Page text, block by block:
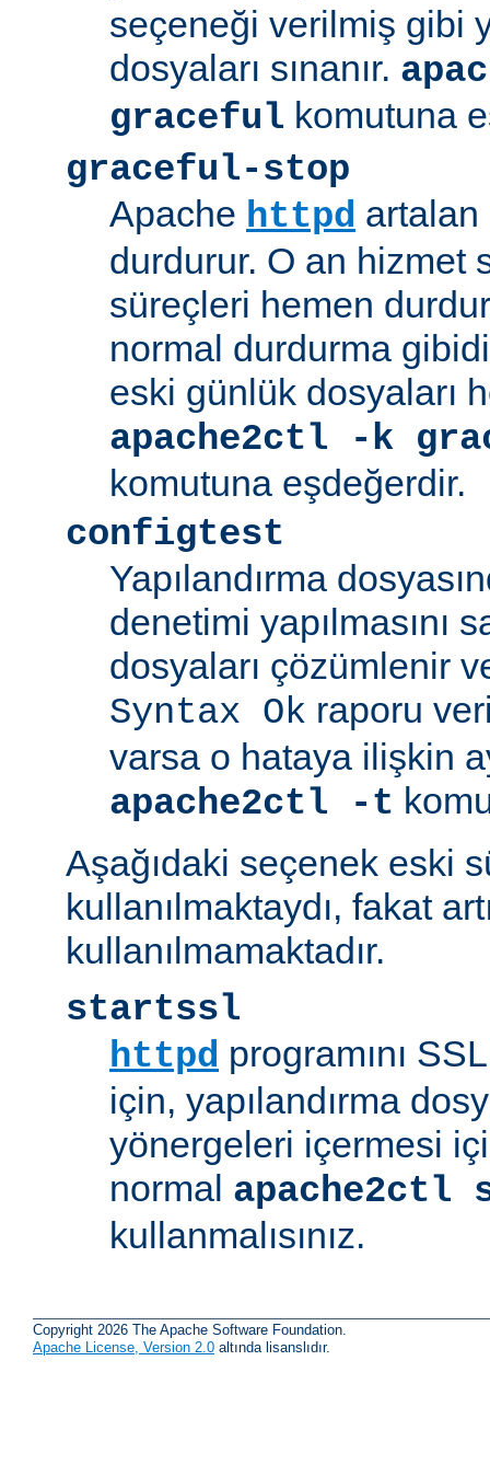
seçeneği verilmiş gibi
dosyaları sınanır.
graceful komutuna
graceful-stop
Apache httpd
durdurur. O an hizmet
süreçleri hemen
normal durdurma
eski günlük dosyaları
apache2ctl -k
komutuna eşdeğerdir.
configtest
Yapılandırma
denetimi yapılmasını
dosyaları çözümlenir
Syntax Ok raporu
varsa o hataya ilişkin
apache2ctl -t
Aşağıdaki seçenek eski
kullanılmaktaydı, fakat
kullanılmamaktadır.
startssl
httpd programını
için, yapılandırma
yönergeleri içermesi
normal apache2ctl
kullanmalısınız.
Copyright 2026 The Apache Software Foundation.
Apache License, Version 2.0 altında lisanslıdır.